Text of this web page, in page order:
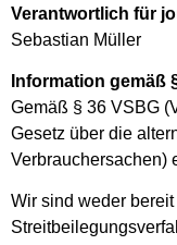
Verantwortlich für
Sebastian Müller
Information gemäß
Gemäß § 36 VSBG
Gesetz über die
Verbrauchersachen)
Wir sind weder